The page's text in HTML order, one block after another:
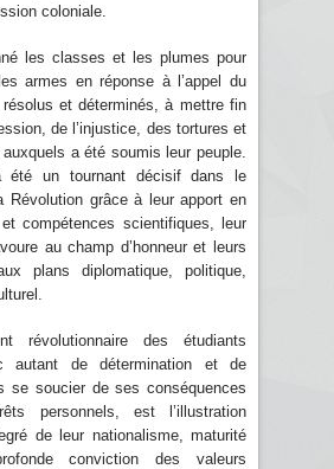
coloniale.
les classes et les plumes pour
armes en réponse à l’appel du
et déterminés, à mettre fin
de l’injustice, des tortures et
auxquels a été soumis leur peuple.
été un tournant décisif dans le
Révolution grâce à leur apport en
compétences scientifiques, leur
au champ d’honneur et leurs
plans diplomatique, politique,
révolutionnaire des étudiants
autant de détermination et de
se soucier de ses conséquences
personnels, est l’illustration
de leur nationalisme, maturité
conviction des valeurs